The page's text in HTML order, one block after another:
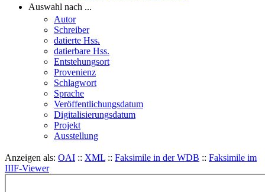
Auswahl nach ...
Autor
Schreiber
datierte Hss.
datierbare Hss.
Entstehungsort
Provenienz
Schlagwort
Sprache
Veröffentlichungsdatum
Digitalisierungsdatum
Projekt
Ausstellung
Anzeigen als: OAI :: XML :: Faksimile in der WDB :: Faksimile im
IIIF-Viewer